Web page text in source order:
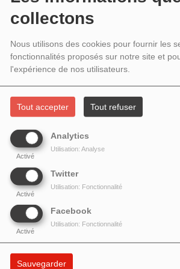
collectons
Nous utilisons des cookies pour fournir les
fonctionnalités proposés sur notre site et
l'expérience de nos utilisateurs.
Tout accepter Tout refuser
Analytics
Activé
Utilisation: Analyse
Twitter
Activé
Utilisation: Fonctionnalité
Facebook
Activé
Utilisation: Fonctionnalité
Sauvegarder